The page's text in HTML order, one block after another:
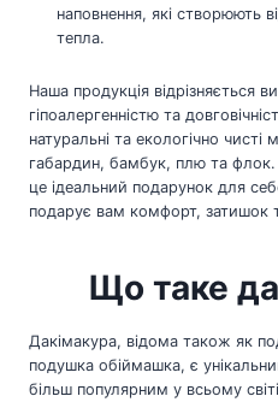
наповнення, які створюють
тепла.
Наша продукція відрізняється
гіпоалергенністю та
натуральні та екологічно чисті
габардин, бамбук, плю та
це ідеальний подарунок для
подарує вам комфорт, затишок
Що таке
Дакімакура, відома також як
подушка обіймашка, є
більш популярним у всьому